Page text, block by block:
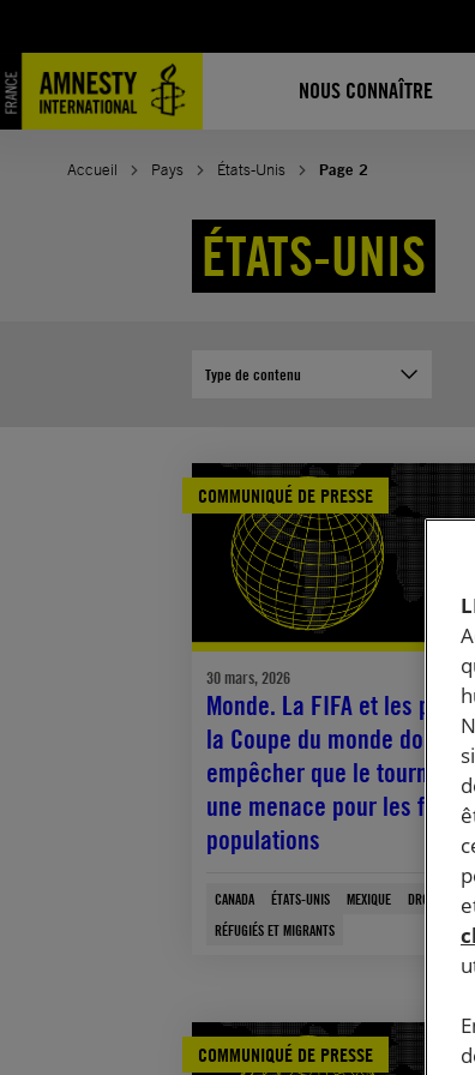
NOUS CONNAÎTRE
contenu
Accueil Pays États-Unis Page 2
ÉTATS-UNIS
Type de contenu
COMMUNIQUÉ DE PRESSE
30 mars, 2026
Monde. La FIFA et les pays
la Coupe du monde doivent
empêcher que le tournoi
une menace pour les fans
populations
CANADA ÉTATS-UNIS MEXIQUE
DROIT DE
RÉFUGIÉS ET MIGRANTS
COMMUNIQUÉ DE PRESSE